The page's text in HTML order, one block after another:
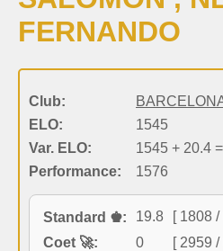
FERNANDO
Club:
ELO:
1545
Var. ELO:
1545 + 20.4
Performance:
1576
Standard ♚: 19.8
[ 1808 /
Coet 🚀:
0
[ 2959 /